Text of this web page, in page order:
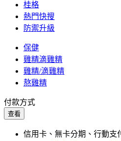
桂格
熱門快搜
防禦升級
保健
雞精滴雞精
雞精/滴雞精
熬雞精
付款方式
查看
信用卡、無卡分期、行動支